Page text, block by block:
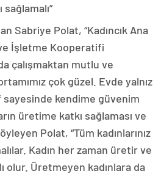
Sabriye Polat, “Kadıncık Ana
İşletme Kooperatifi
çalışmaktan mutlu ve
çok güzel. Evde yalnız
kendime güvenim
üretime katkı sağlaması ve
Polat, “Tüm kadınlarınız
Kadın her zaman üretir ve
olur. Üretmeyen kadınlara da